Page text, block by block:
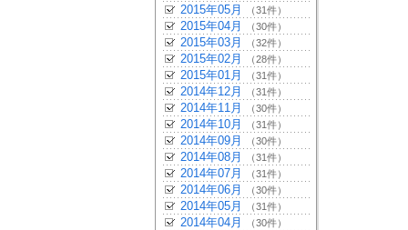
2015年05月 （31件）
2015年04月 （30件）
2015年03月 （32件）
2015年02月 （28件）
2015年01月 （31件）
2014年12月 （31件）
2014年11月 （30件）
2014年10月 （31件）
2014年09月 （30件）
2014年08月 （31件）
2014年07月 （31件）
2014年06月 （30件）
2014年05月 （31件）
2014年04月 （30件）